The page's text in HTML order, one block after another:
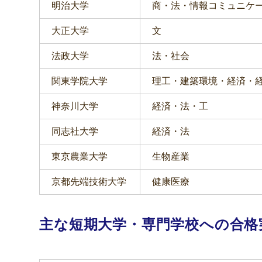
明治大学 商・法・情報コミュニケ
大正大学 文
法政大学 法・社会
関東学院大学 理工・建築環境・経済・
神奈川大学 経済・法・工
同志社大学 経済・法
東京農業大学 生物産業
京都先端技術大学 健康医療
主な短期大学・専門学校への合格